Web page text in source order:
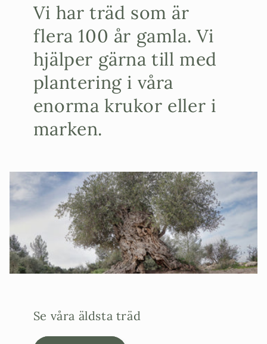
Vi har träd som är
flera 100 år gamla. Vi
hjälper gärna till med
plantering i våra
enorma krukor eller i
marken.
Se våra äldsta träd